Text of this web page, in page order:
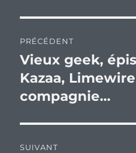
de
l’article
PRÉCÉDENT
Publication
précédente :
Vieux geek,
Kazaa,
compagnie…
SUIVANT